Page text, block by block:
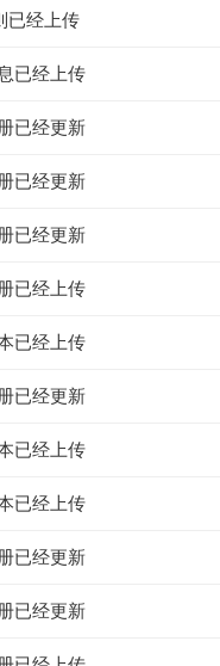
已经上传
已经上传
已经更新
已经更新
已经更新
已经上传
已经上传
已经更新
已经上传
已经上传
已经更新
已经更新